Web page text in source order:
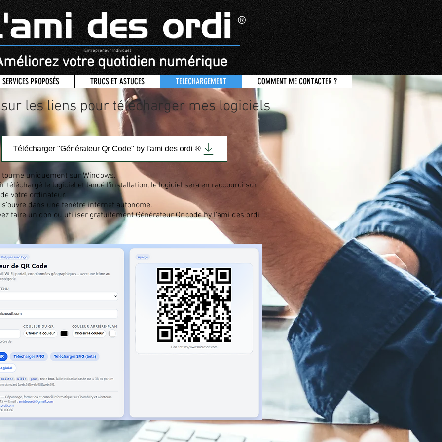
SERVICES PROPOSÉS TRUCS ET ASTUCES TELECHARGEMENT COMMENT ME CONTACTER ?
les liens pour télécharger mes logiciels
Télécharger "Générateur Qr Code" by l'ami des ordi ®
tourne uniquement sur Windows.
téléchargé le logiciel et lancé l'installation, le logiciel sera en raccourci sur
votre ordinateur.
dans une fenêtre internet autonome.
faire un don ou utiliser gratuitement Générateur Qr code by l'ami des ordi
des ordi ®
votre quotidien numérique
Entrepreneur Individuel